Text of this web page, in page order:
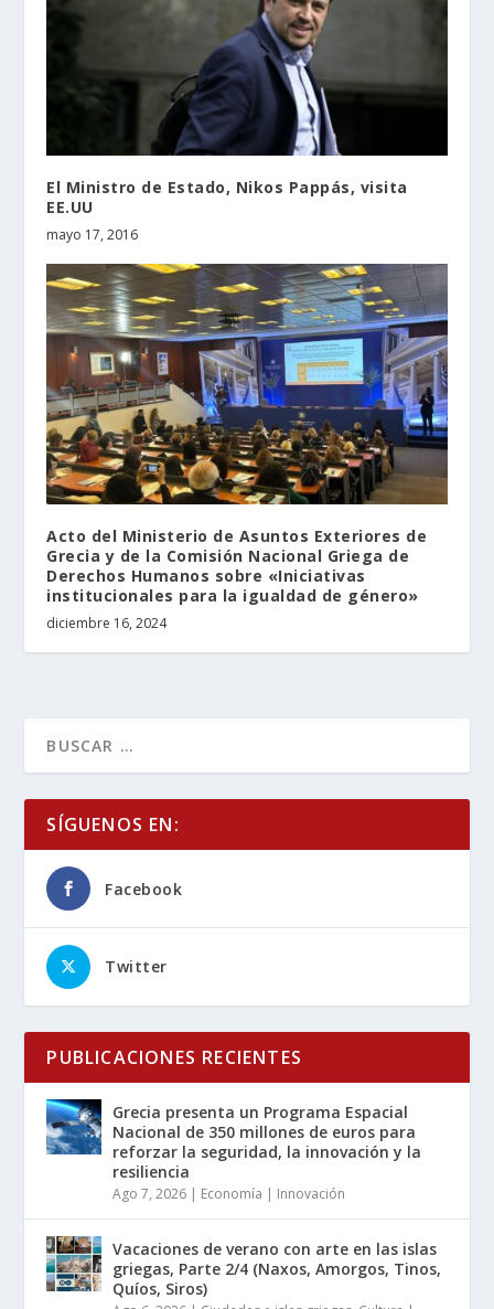
El Ministro de Estado, Nikos Pappás, visita
EE.UU
mayo 17, 2016
Acto del Ministerio de Asuntos Exteriores de
Grecia y de la Comisión Nacional Griega de
Derechos Humanos sobre «Iniciativas
institucionales para la igualdad de género»
diciembre 16, 2024
SÍGUENOS EN:
Facebook
Twitter
PUBLICACIONES RECIENTES
Grecia presenta un Programa Espacial
Nacional de 350 millones de euros para
reforzar la seguridad, la innovación y la
resiliencia
Ago 7, 2026 | Economía | Innovación
Vacaciones de verano con arte en las islas
griegas, Parte 2/4 (Naxos, Amorgos, Tinos,
Quíos, Siros)